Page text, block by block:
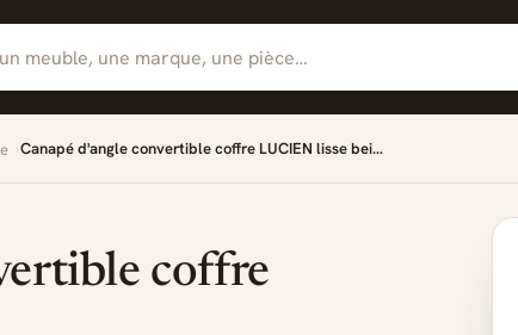
Canapé d'angle convertible coffre LUCIEN lisse bei…
coffre